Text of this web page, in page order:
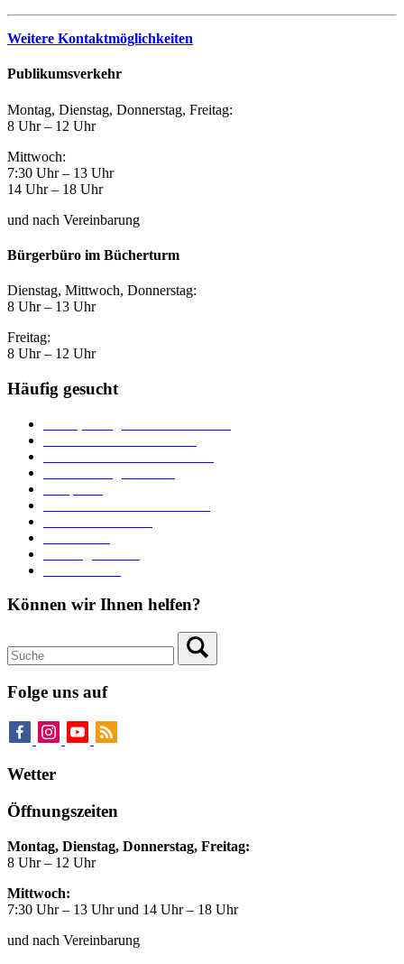
Weitere Kontaktmöglichkeiten
Publikumsverkehr
Montag, Dienstag, Donnerstag, Freitag:
8 Uhr – 12 Uhr
Mittwoch:
7:30 Uhr – 13 Uhr
14 Uhr – 18 Uhr
und nach Vereinbarung
Bürgerbüro im Bücherturm
Dienstag, Mittwoch, Donnerstag:
8 Uhr – 13 Uhr
Freitag:
8 Uhr – 12 Uhr
Häufig gesucht
Können wir Ihnen helfen?
Folge uns auf
Wetter
Öffnungszeiten
Montag, Dienstag, Donnerstag, Freitag:
8 Uhr – 12 Uhr
Mittwoch:
7:30 Uhr – 13 Uhr und 14 Uhr – 18 Uhr
und nach Vereinbarung